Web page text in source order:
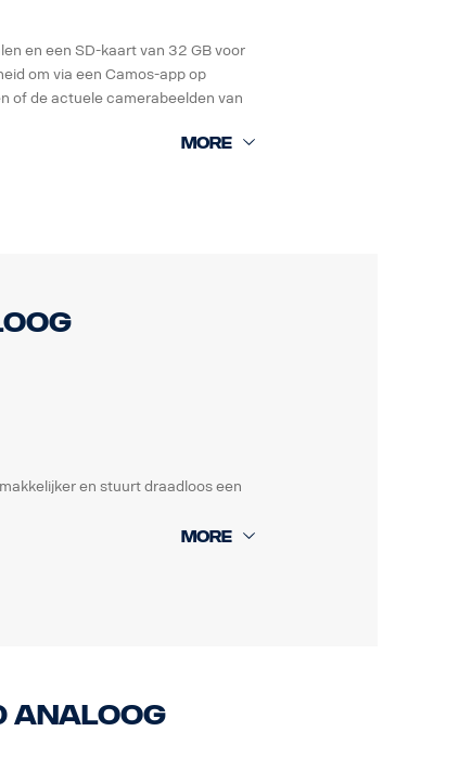
en een SD-kaart van 32 GB voor
om via een Camos-app op
of de actuele camerabeelden van
vogelperspectief.
en stuurt draadloos een
Analoog